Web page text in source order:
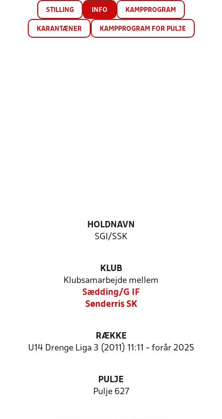
STILLING INFO KAMPPROGRAM
KARANTÆNER KAMPPROGRAM FOR PULJE
HOLDNAVN
SGI/SSK
KLUB
Klubsamarbejde mellem
Sædding/G IF
Sønderris SK
RÆKKE
U14 Drenge Liga 3 (2011) 11:11 - forår 2025
PULJE
Pulje 627